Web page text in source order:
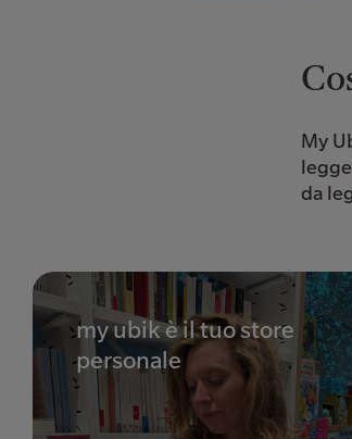
My
da
my ubik è il tuo store
personale